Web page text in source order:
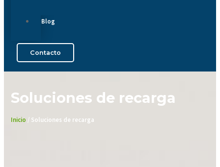
Blog
Contacto
Soluciones de recarga
Inicio / Soluciones de recarga